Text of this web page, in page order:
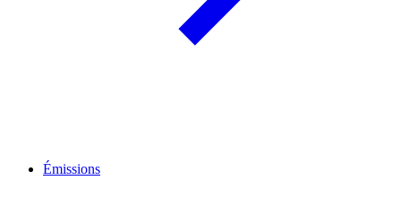
Émissions